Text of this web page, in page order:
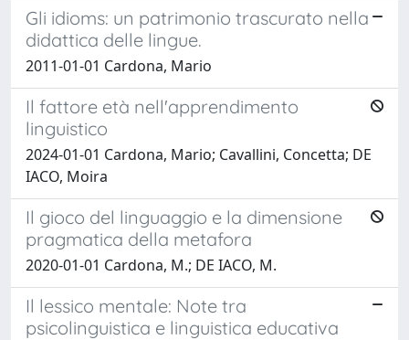
Gli idioms: un patrimonio trascurato nella
didattica delle lingue.
2011-01-01 Cardona, Mario
Il fattore età nell'apprendimento
linguistico
2024-01-01 Cardona, Mario; Cavallini, Concetta; DE
IACO, Moira
Il gioco del linguaggio e la dimensione
pragmatica della metafora
2020-01-01 Cardona, M.; DE IACO, M.
Il lessico mentale: Note tra
psicolinguistica e linguistica educativa